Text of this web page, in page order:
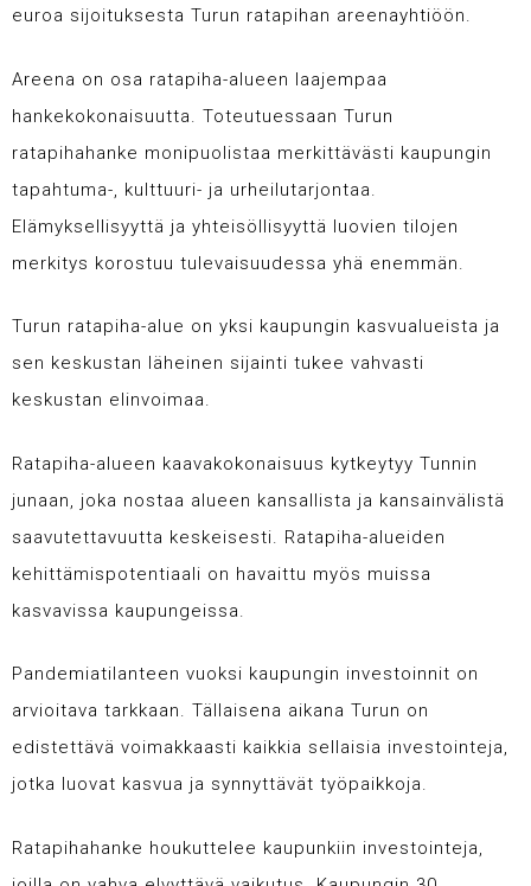
euroa sijoituksesta Turun ratapihan areenayhtiöön.
Areena on osa ratapiha-alueen laajempaa
hankekokonaisuutta. Toteutuessaan Turun
ratapihahanke monipuolistaa merkittävästi kaupungin
tapahtuma-, kulttuuri- ja urheilutarjontaa.
Elämyksellisyyttä ja yhteisöllisyyttä luovien tilojen
merkitys korostuu tulevaisuudessa yhä enemmän.
Turun ratapiha-alue on yksi kaupungin kasvualueista ja
sen keskustan läheinen sijainti tukee vahvasti
keskustan elinvoimaa.
Ratapiha-alueen kaavakokonaisuus kytkeytyy Tunnin
junaan, joka nostaa alueen kansallista ja kansainvälistä
saavutettavuutta keskeisesti. Ratapiha-alueiden
kehittämispotentiaali on havaittu myös muissa
kasvavissa kaupungeissa.
Pandemiatilanteen vuoksi kaupungin investoinnit on
arvioitava tarkkaan. Tällaisena aikana Turun on
edistettävä voimakkaasti kaikkia sellaisia investointeja,
jotka luovat kasvua ja synnyttävät työpaikkoja.
Ratapihahanke houkuttelee kaupunkiin investointeja,